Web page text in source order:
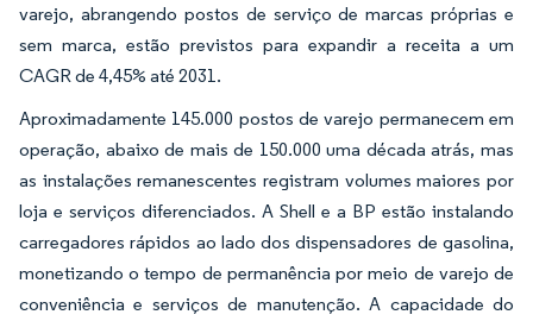
varejo, abrangendo postos de serviço de marcas próprias e
sem marca, estão previstos para expandir a receita a um
CAGR de 4,45% até 2031.
Aproximadamente 145.000 postos de varejo permanecem em
operação, abaixo de mais de 150.000 uma década atrás, mas
as instalações remanescentes registram volumes maiores por
loja e serviços diferenciados. A Shell e a BP estão instalando
carregadores rápidos ao lado dos dispensadores de gasolina,
monetizando o tempo de permanência por meio de varejo de
conveniência e serviços de manutenção. A capacidade do